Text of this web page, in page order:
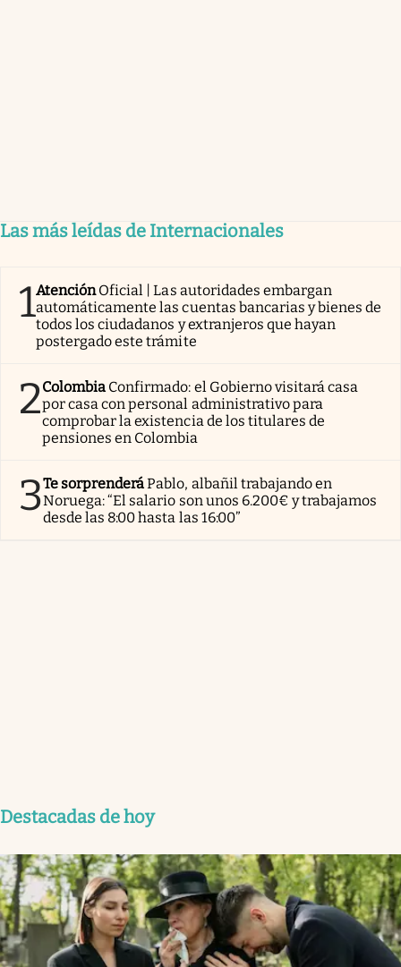
Las más leídas de Internacionales
1AtenciónOficial | Las autoridades embargan
automáticamente las cuentas bancarias y bienes de
todos los ciudadanos y extranjeros que hayan
postergado este trámite
2Colombia Confirmado: el Gobierno visitará casa
por casa con personal administrativo para
comprobar la existencia de los titulares de
pensiones en Colombia
3Te sorprenderáPablo, albañil trabajando en
Noruega: “El salario son unos 6.200€ y trabajamos
desde las 8:00 hasta las 16:00”
Destacadas de hoy